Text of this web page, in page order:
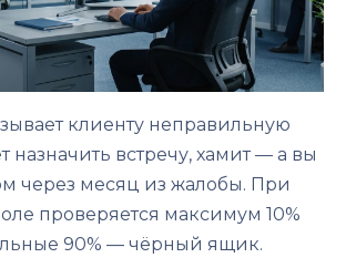
клиенту неправильную
назначить встречу, хамит — а вы
через месяц из жалобы. При
проверяется максимум 10%
90% — чёрный ящик.